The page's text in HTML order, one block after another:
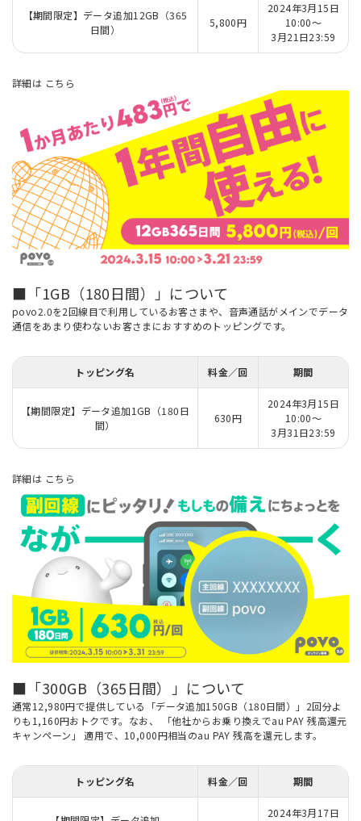
【期間限定】データ追加12GB（365
日間）
5,800円
2024年3月15日
10:00～
3月21日23:59
詳細は こちら
■「1GB（180日間）」について
povo2.0を2回線目で利用しているお客さまや、音声通話がメインでデータ
通信をあまり使わないお客さまにおすすめのトッピングです。
トッピング名 料金／回 期間
【期間限定】データ追加1GB（180日
間）
630円
2024年3月15日
10:00～
3月31日23:59
詳細は こちら
■「300GB（365日間）」について
通常12,980円で提供している「データ追加150GB（180日間）」2回分よ
りも1,160円おトクです。なお、
「他社からお乗り換えでau PAY 残高還元
キャンペーン」
適用で、10,000円相当のau PAY 残高を還元します。
トッピング名 料金／回 期間
2024年3月17日